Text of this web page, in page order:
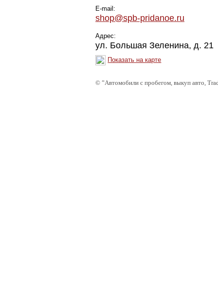
E-mail:
shop@spb-pridanoe.ru
Адрес:
ул. Большая Зеленина, д. 21
Показать на карте
© ”Автомобили с пробегом, выкуп авто,